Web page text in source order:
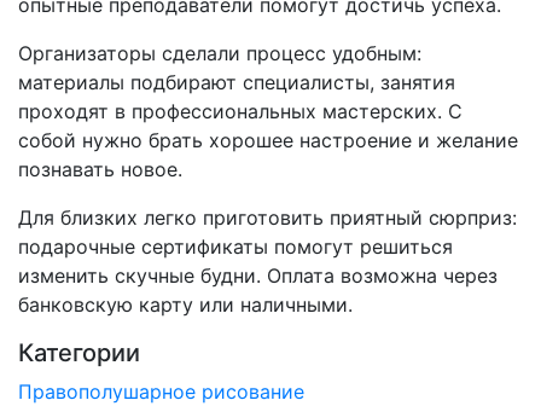
Организаторы сделали процесс удобным:
материалы подбирают специалисты, занятия
проходят в профессиональных мастерских. С
собой нужно брать хорошее настроение и желание
познавать новое.
Для близких легко приготовить приятный сюрприз:
подарочные сертификаты помогут решиться
изменить скучные будни. Оплата возможна через
банковскую карту или наличными.
Категории
Правополушарное рисование